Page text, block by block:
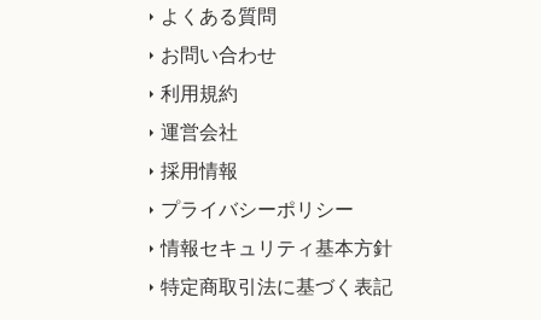
よくある質問
お問い合わせ
利用規約
運営会社
採用情報
プライバシーポリシー
情報セキュリティ基本方針
特定商取引法に基づく表記